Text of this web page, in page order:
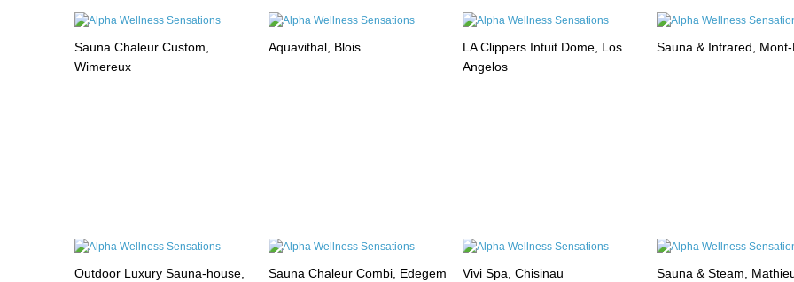
Sauna Chaleur Custom,
Wimereux
Aquavithal, Blois
LA Clippers Intuit Dome, Los
Angelos
Sauna & Infrared,
Outdoor Luxury Sauna-house,
Sauna Chaleur Combi, Edegem Vivi Spa, Chisinau Sauna & Steam,